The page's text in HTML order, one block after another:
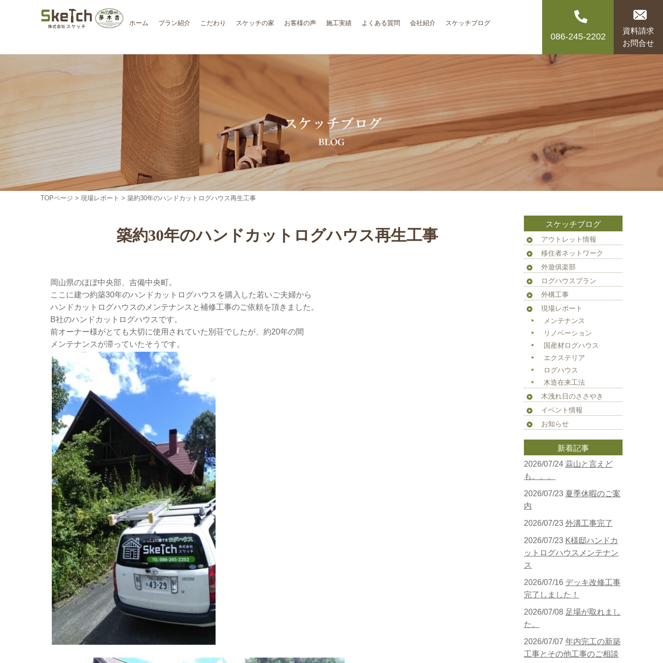
ホーム プラン紹介 こだわり スケッチの家 お客様の声 施工実績 よくある質問 会社紹介 スケッチブログ
086-245-2202
資料請求
お問合せ
TOPページ > 現場レポート > 築約30年のハンドカットログハウス再生工事
築約30年のハンドカットログハウス再生工事
岡山県のほぼ中央部、吉備中央町。
ここに建つ約築30年のハンドカットログハウスを購入した若いご夫婦から
ハンドカットログハウスのメンテナンスと補修工事のご依頼を頂きました。
B社のハンドカットログハウスです。
前オーナー様がとても大切に使用されていた別荘でしたが、約20年の間
メンテナンスが滞っていたそうです。
スケッチブログ
アウトレット情報
移住者ネットワーク
外遊俱楽部
ログハウスプラン
外構工事
現場レポート
メンテナンス
リノベーション
国産材ログハウス
エクステリア
ログハウス
木造在来工法
木洩れ日のささやき
イベント情報
お知らせ
新着記事
2026/07/24 蒜山と言えど
も。。。
2026/07/23 夏季休暇のご案
内
2026/07/23 外溝工事完了
2026/07/23 K様邸ハンドカ
ットログハウスメンテナン
ス
2026/07/16 デッキ改修工事
完了しました！
2026/07/08 足場が取れまし
た。
2026/07/07 年内完工の新築
工事とその他工事のご相談